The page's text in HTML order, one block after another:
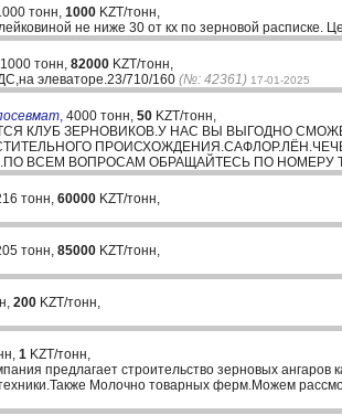
тонн, 1000 KZT/тонн,
не ниже 30 от кх по зерновой расписке.
1000 тонн, 82000 KZT/тонн,
элеваторе.23/710/160 (№: 42361) 17-01-2025
, 4000 тонн, 50 KZT/тонн,
КЛУБ ЗЕРНОВИКОВ.У НАС ВЫ ВЫГОДНО
ВСЕМ ВОПРОСАМ ОБРАЩАЙТЕСЬ ПО НОМЕРУ
тонн, 60000 KZT/тонн,
тонн, 85000 KZT/тонн,
200 KZT/тонн,
1 KZT/тонн,
предлагает строительство зерновых
Молочно товарных ферм.Можем